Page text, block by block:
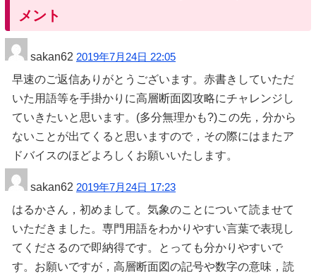
メント
sakan62 2019年7月24日 22:05
早速のご返信ありがとうございます。赤書きしていただ
いた用語等を手掛かりに高層断面図攻略にチャレンジし
ていきたいと思います。(多分無理かも?)この先，分から
ないことが出てくると思いますので，その際にはまたア
ドバイスのほどよろしくお願いいたします。
sakan62 2019年7月24日 17:23
はるかさん，初めまして。気象のことについて読ませて
いただきました。専門用語をわかりやすい言葉で表現し
てくださるので即納得です。とっても分かりやすいで
す。お願いですが，高層断面図の記号や数字の意味，読